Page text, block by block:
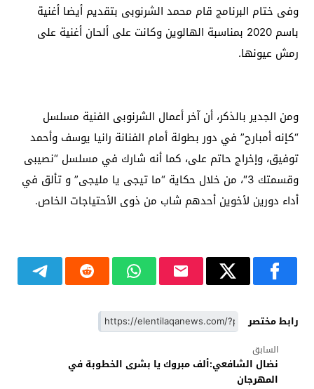
وفى ختام البرنامج قام محمد الشرنوبى بتقديم أيضا أغنية
باسم 2020 بمناسبة الهالوين وكانت على ألحان أغنية على
رمش عيونها.
ومن الجدير بالذكر، أن آخر أعمال الشرنوبى الفنية مسلسل
“كإنه أمبارح” في دور بطولة أمام الفنانة رانيا يوسف وأحمد
توفيق، وإخراج حاتم على، كما أنه شارك في مسلسل “نصيبى
وقسمتك 3″، من خلال حكاية “ما تيجى يا مليجى” و تألق في
أداء دورين لأخوين أحدهم شاب من ذوى الأحتياجات الخاص.
رابط مختصر
السابق
نضال الشافعي:ألف مبروك يا بشرى الخطوبة في
المهرجان